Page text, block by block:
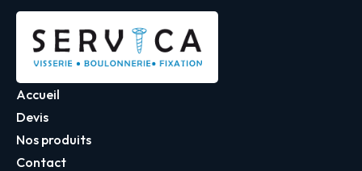
Accueil
Devis
Nos produits
Contact